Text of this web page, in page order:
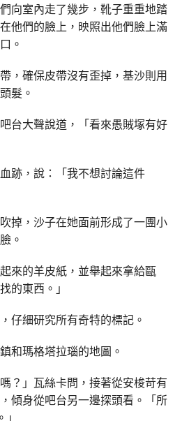
向室內走了幾步，靴子重重地踏
他們的臉上，映照出他們臉上滿
。
，確保皮帶沒有歪掉，基沙則用
髮。
台大聲說道，「看來愚賊塚有好
跡，說：「我不想討論這件
掉，沙子在她面前形成了一團小
。
來的羊皮紙，並舉起來拿給甌
的東西。」
仔細研究所有奇特的標記。
和瑪格塔拉瑙的地圖。
？」瓦絲卡問，接著從安梭苛有
傾身從吧台另一邊探頭看。「所